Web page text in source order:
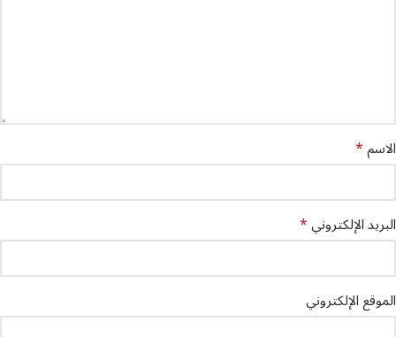
الاسم*
البريد الإلكتروني*
الموقع الإلكتروني